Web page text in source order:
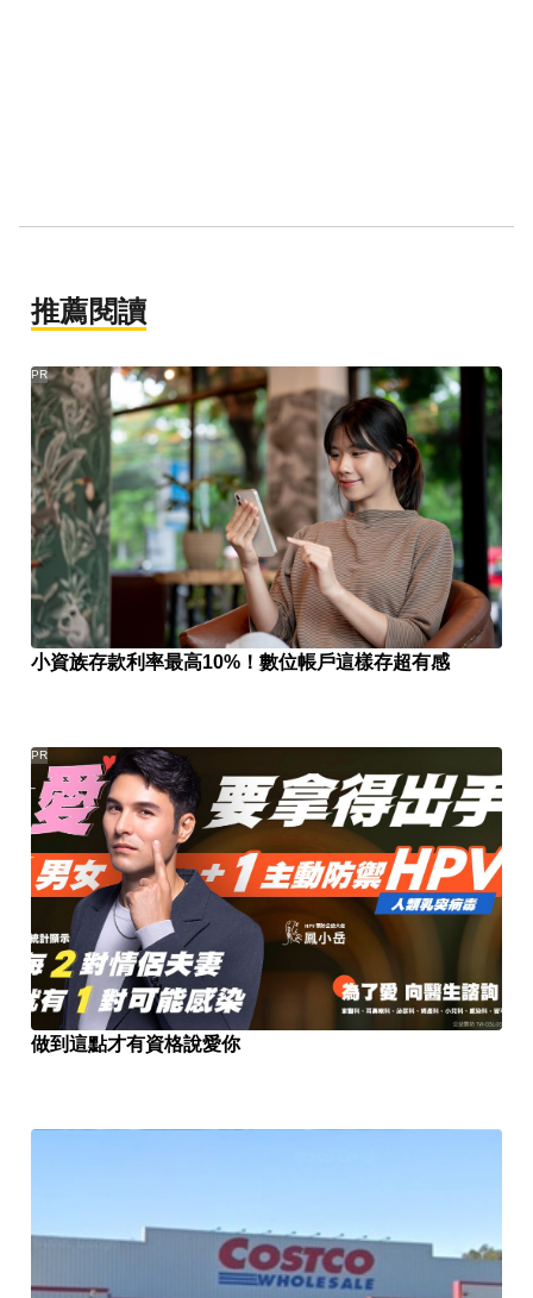
推薦閱讀
小資族存款利率最高10%！數位帳戶這樣存超有感
PR
做到這點才有資格說愛你
PR